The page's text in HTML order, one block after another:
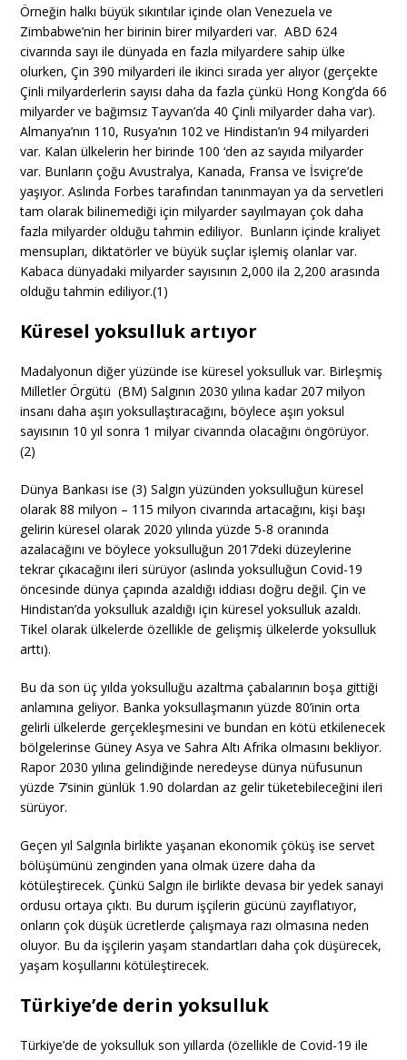
Örneğin halkı büyük sıkıntılar içinde olan Venezuela ve
Zimbabwe’nin her birinin birer milyarderi var. ABD 624
civarında sayı ile dünyada en fazla milyardere sahip ülke
olurken, Çin 390 milyarderi ile ikinci sırada yer alıyor (gerçekte
Çinli milyarderlerin sayısı daha da fazla çünkü Hong Kong’da 66
milyarder ve bağımsız Tayvan’da 40 Çinli milyarder daha var).
Almanya’nın 110, Rusya’nın 102 ve Hindistan’ın 94 milyarderi
var. Kalan ülkelerin her birinde 100 ‘den az sayıda milyarder
var. Bunların çoğu Avustralya, Kanada, Fransa ve İsviçre’de
yaşıyor. Aslında Forbes tarafından tanınmayan ya da servetleri
tam olarak bilinemediği için milyarder sayılmayan çok daha
fazla milyarder olduğu tahmin ediliyor. Bunların içinde kraliyet
mensupları, diktatörler ve büyük suçlar işlemiş olanlar var.
Kabaca dünyadaki milyarder sayısının 2,000 ila 2,200 arasında
olduğu tahmin ediliyor.(1)
Küresel yoksulluk artıyor
Madalyonun diğer yüzünde ise küresel yoksulluk var. Birleşmiş
Milletler Örgütü (BM) Salgının 2030 yılına kadar 207 milyon
insanı daha aşırı yoksullaştıracağını, böylece aşırı yoksul
sayısının 10 yıl sonra 1 milyar civarında olacağını öngörüyor.
(2)
Dünya Bankası ise (3) Salgın yüzünden yoksulluğun küresel
olarak 88 milyon – 115 milyon civarında artacağını, kişi başı
gelirin küresel olarak 2020 yılında yüzde 5-8 oranında
azalacağını ve böylece yoksulluğun 2017’deki düzeylerine
tekrar çıkacağını ileri sürüyor (aslında yoksulluğun Covid-19
öncesinde dünya çapında azaldığı iddiası doğru değil. Çin ve
Hindistan’da yoksulluk azaldığı için küresel yoksulluk azaldı.
Tikel olarak ülkelerde özellikle de gelişmiş ülkelerde yoksulluk
arttı).
Bu da son üç yılda yoksulluğu azaltma çabalarının boşa gittiği
anlamına geliyor. Banka yoksullaşmanın yüzde 80’inin orta
gelirli ülkelerde gerçekleşmesini ve bundan en kötü etkilenecek
bölgelerinse Güney Asya ve Sahra Altı Afrika olmasını bekliyor.
Rapor 2030 yılına gelindiğinde neredeyse dünya nüfusunun
yüzde 7’sinin günlük 1.90 dolardan az gelir tüketebileceğini ileri
sürüyor.
Geçen yıl Salgınla birlikte yaşanan ekonomik çöküş ise servet
bölüşümünü zenginden yana olmak üzere daha da
kötüleştirecek. Çünkü Salgın ile birlikte devasa bir yedek sanayi
ordusu ortaya çıktı. Bu durum işçilerin gücünü zayıflatıyor,
onların çok düşük ücretlerde çalışmaya razı olmasına neden
oluyor. Bu da işçilerin yaşam standartları daha çok düşürecek,
yaşam koşullarını kötüleştirecek.
Türkiye’de derin yoksulluk
Türkiye’de de yoksulluk son yıllarda (özellikle de Covid-19 ile